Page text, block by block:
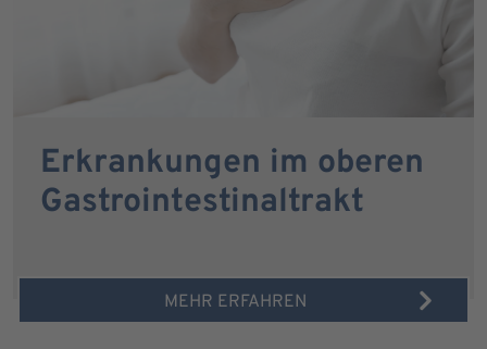
Erkrankungen im oberen
Gastrointestinaltrakt
MEHR ERFAHREN